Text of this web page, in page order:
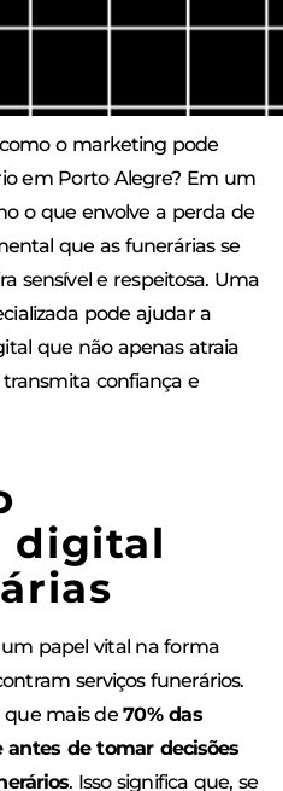
o marketing pode
em Porto Alegre? Em um
o que envolve a perda de
que as funerárias se
sensível e respeitosa. Uma
pode ajudar a
que não apenas atraia
confiança e
digital
papel vital na forma
serviços funerários.
que mais de70% das
antes de tomar decisões
. Isso significa que, se